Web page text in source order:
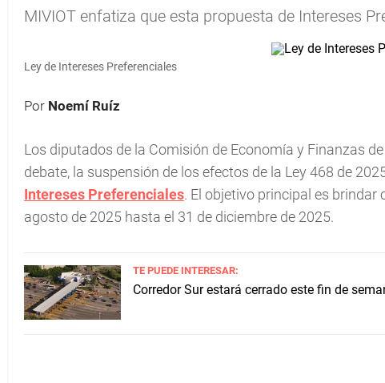
MIVIOT enfatiza que esta propuesta de Intereses
Ley de Intereses Preferenciales
Por Noemí Ruíz
Los diputados de la Comisión de Economía y Finanzas
debate, la suspensión de los efectos de la Ley 468 de
Intereses Preferenciales. El objetivo principal es brindar
agosto de 2025 hasta el 31 de diciembre de 2025.
TE PUEDE INTERESAR:
Corredor Sur estará cerrado este fin de